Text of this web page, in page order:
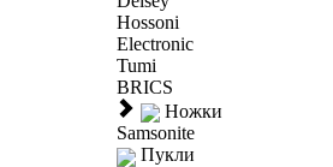
Hossoni
Electronic
Tumi
BRICS
Ножки
Samsonite
Пукли